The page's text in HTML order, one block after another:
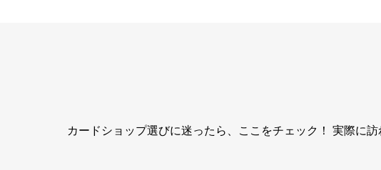
カードショップ選びに迷ったら、ここをチェック！ 実際に